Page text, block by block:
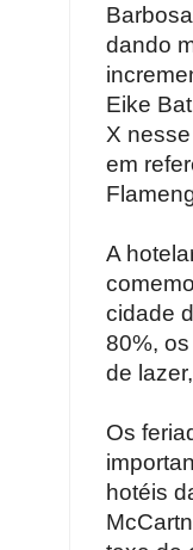
dando
Eike
X
em
A
cidade
80%,
de
Os
hotéis